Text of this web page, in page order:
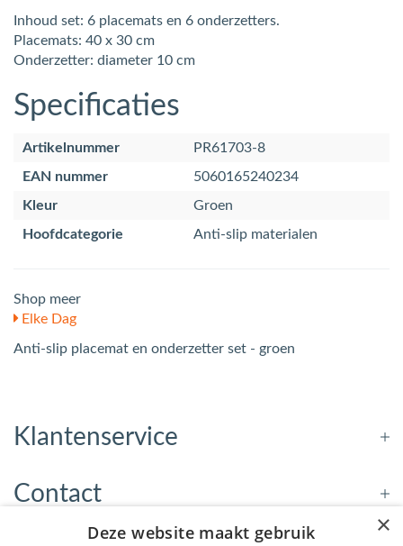
Inhoud set: 6 placemats en 6 onderzetters.
Placemats: 40 x 30 cm
Onderzetter: diameter 10 cm
Specificaties
Artikelnummer
PR61703-8
EAN nummer
5060165240234
Kleur
Groen
Hoofdcategorie
Anti-slip materialen
Shop meer
Elke Dag
Anti-slip placemat en onderzetter set - groen
Klantenservice
Contact
×
Deze website maakt gebruik